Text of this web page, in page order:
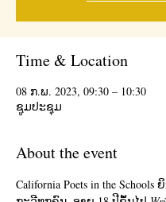
Time & Location
08 ກ.ພ. 2023, 09:30 – 10:30
ຊູມປະຊຸມ
About the event
California Poets in the